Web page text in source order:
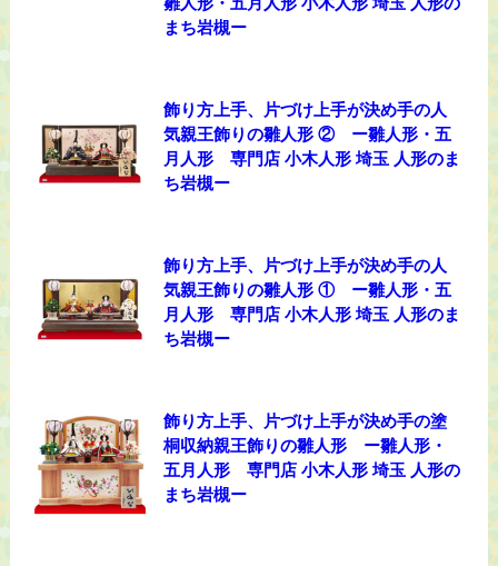
まち岩槻ー
飾り方上手、片づけ上手が決め手の人
気親王飾りの雛人形 ② ー雛人形・五
月人形 専門店 小木人形 埼玉 人形のま
ち岩槻ー
飾り方上手、片づけ上手が決め手の人
気親王飾りの雛人形 ① ー雛人形・五
月人形 専門店 小木人形 埼玉 人形のま
ち岩槻ー
飾り方上手、片づけ上手が決め手の塗
桐収納親王飾りの雛人形 ー雛人形・
五月人形 専門店 小木人形 埼玉 人形の
まち岩槻ー